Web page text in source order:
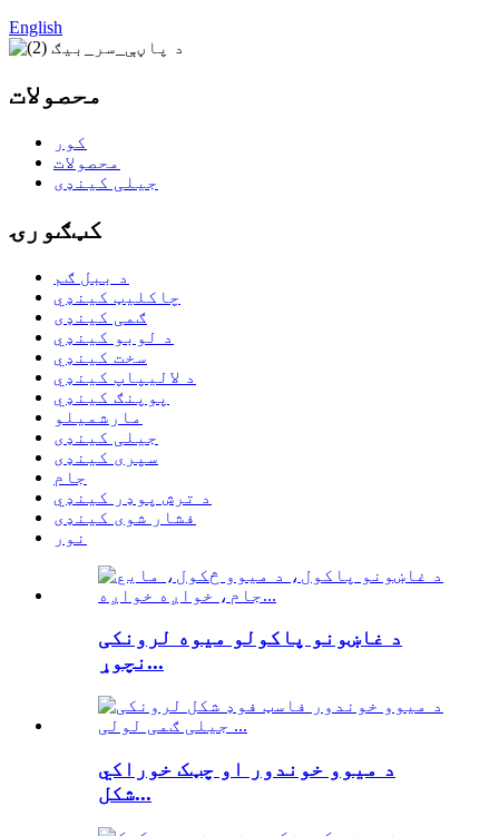
English
محصولات
کور
محصولات
جیلی کینډی
کټګورۍ
د ببل ګم
چاکلیټ کینډي
ګمی کینډی
د لوبو کینډي
سخت کینډي
د لالیپاپ کینډي
پوپنګ کینډي
مارشميلو
جیلی کینډی
سپری کینډی
جام
د ترش پوډر کینډي
فشار شوی کینډی
نور
د غاښونو پاکولو میوه لرونکی
نچوړ...
د میوو خوندور او چټک خوراکي
شکل...